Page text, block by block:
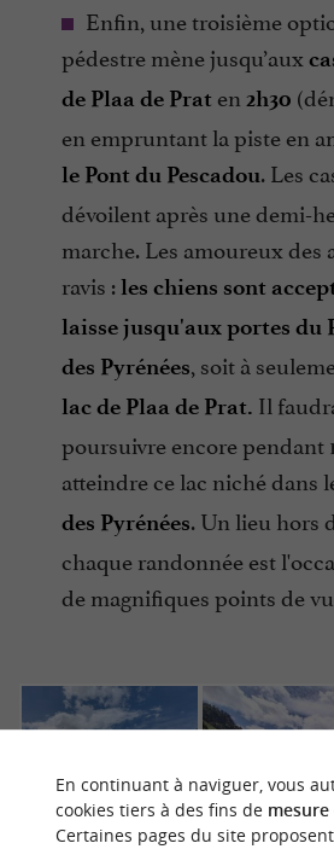
Enfin, une troisième
pédestre mène jusqu’aux
de Plaa de Prat en 2h30
en empruntant la piste en
le Pont du Pescadou. Les
dévoilent après une demi-
marche. Les amoureux
ravis :les chiens sont
laisse jusqu'aux portes du
des Pyrénées , soit à
lac de Plaa de Prat. Il
poursuivre encore pendant
atteindre ce lac niché dans
des Pyrénées. Un lieu hors
chaque randonnée est
de magnifiques points de
En continuant à naviguer, vous
cookies tiers à des fins de
Certaines pages du site